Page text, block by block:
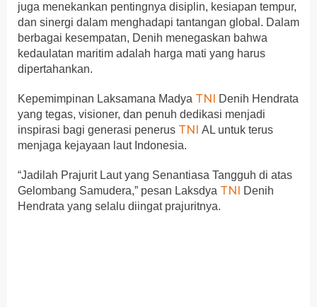
juga menekankan pentingnya disiplin, kesiapan tempur,
dan sinergi dalam menghadapi tantangan global. Dalam
berbagai kesempatan, Denih menegaskan bahwa
kedaulatan maritim adalah harga mati yang harus
dipertahankan.
Kepemimpinan Laksamana Madya TNI Denih Hendrata
yang tegas, visioner, dan penuh dedikasi menjadi
inspirasi bagi generasi penerus TNI AL untuk terus
menjaga kejayaan laut Indonesia.
“Jadilah Prajurit Laut yang Senantiasa Tangguh di atas
Gelombang Samudera,” pesan Laksdya TNI Denih
Hendrata yang selalu diingat prajuritnya.